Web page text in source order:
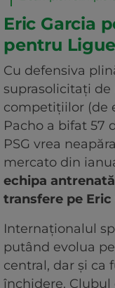
Eric Garcia
pentru Ligue
Cu defensiva
suprasolicitați de
competițiilor (de
Pacho a bifat 57
PSG vrea
mercato din
echipa
transfere pe Eric
Internaționalul
putând evolua
central, dar și ca
închidere.